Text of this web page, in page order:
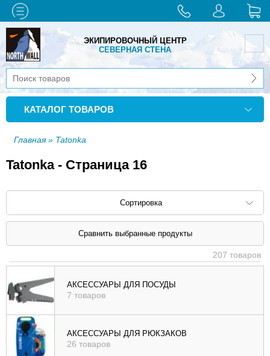
ЭКИПИРОВОЧНЫЙ ЦЕНТР
СЕВЕРНАЯ СТЕНА
КАТАЛОГ ТОВАРОВ
Главная» Tatonka
Tatonka - Страница 16
Сортировка
Сортировать по: наименованию (
убыв
), цене (
возр
|
убыв
207 товаров
АКСЕССУАРЫ ДЛЯ ПОСУДЫ
7 товаров
АКСЕССУАРЫ ДЛЯ РЮКЗАКОВ
26 товаров